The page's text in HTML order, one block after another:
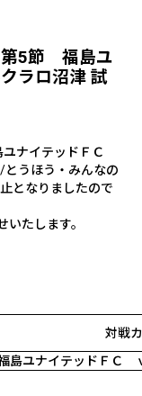
5節 福島ユ
ラロ沼津 試
ナイテッドＦＣ
/とうほう・みんなの
となりましたので
たします。
対戦
島ユナイテッドＦＣ